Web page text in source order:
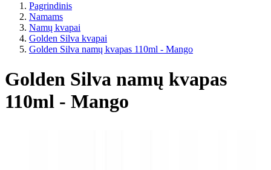
Pagrindinis
Namams
Namų kvapai
Golden Silva kvapai
Golden Silva namų kvapas 110ml - Mango
Golden Silva namų kvapas
110ml - Mango